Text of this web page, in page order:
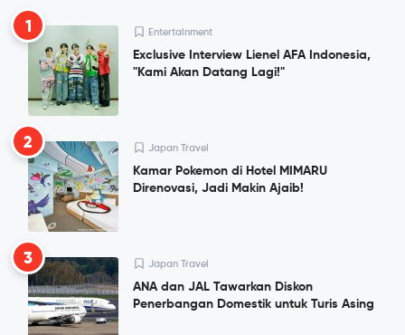
1 Entertainment
Exclusive Interview Lienel AFA Indonesia,
"Kami Akan Datang Lagi!"
2 Japan Travel
Kamar Pokemon di Hotel MIMARU
Direnovasi, Jadi Makin Ajaib!
3 Japan Travel
ANA dan JAL Tawarkan Diskon
Penerbangan Domestik untuk Turis Asing